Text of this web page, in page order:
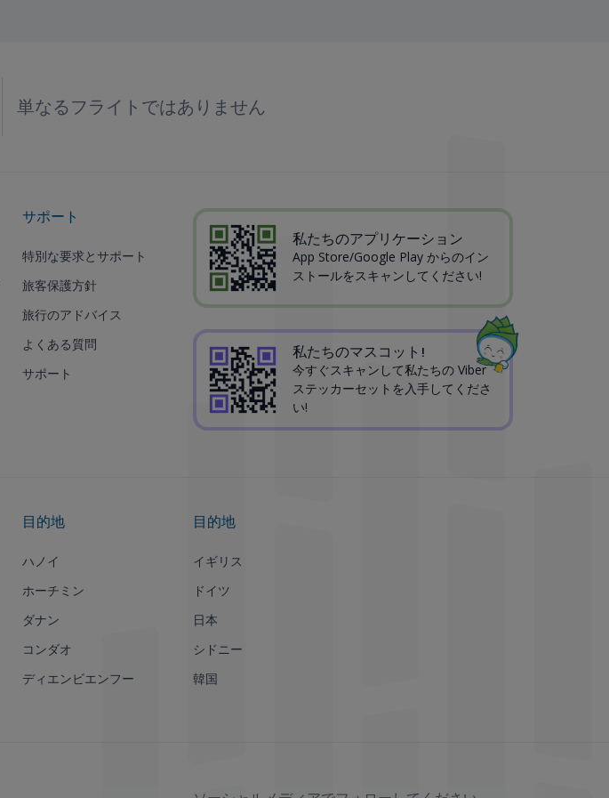
単なるフライトではありません
サポート
特別な要求とサポート
旅客保護方針
旅行のアドバイス
よくある質問
サポート
私たちのアプリケーション
App Store/Google Play からのイン
ストールをスキャンしてください!
私たちのマスコット!
今すぐスキャンして私たちの Viber
ステッカーセットを入手してくださ
い!
目的地
ハノイ
ホーチミン
ダナン
コンダオ
ディエンビエンフー
目的地
イギリス
ドイツ
日本
シドニー
韓国